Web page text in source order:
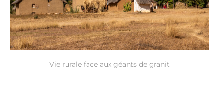
Vie rurale face aux géants de granit